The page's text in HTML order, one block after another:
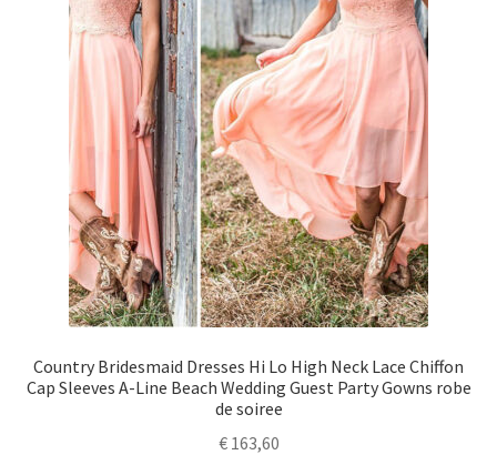
Country Bridesmaid Dresses Hi Lo High Neck Lace Chiffon
Cap Sleeves A-Line Beach Wedding Guest Party Gowns robe
de soiree
€163,60